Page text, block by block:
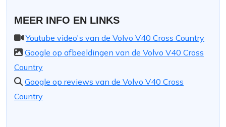
MEER INFO EN LINKS
Youtube video's van de Volvo V40 Cross Country
Google op afbeeldingen van de Volvo V40 Cross
Country
Google op reviews van de Volvo V40 Cross
Country